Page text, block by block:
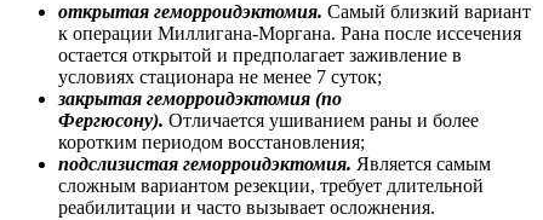
открытая геморроидэктомия. Самый близкий вариант
к операции Миллигана-Моргана. Рана после иссечения
остается открытой и предполагает заживление в
условиях стационара не менее 7 суток;
закрытая геморроидэктомия (по
Фергюсону). Отличается ушиванием раны и более
коротким периодом восстановления;
подслизистая геморроидэктомия. Является самым
сложным вариантом резекции, требует длительной
реабилитации и часто вызывает осложнения.